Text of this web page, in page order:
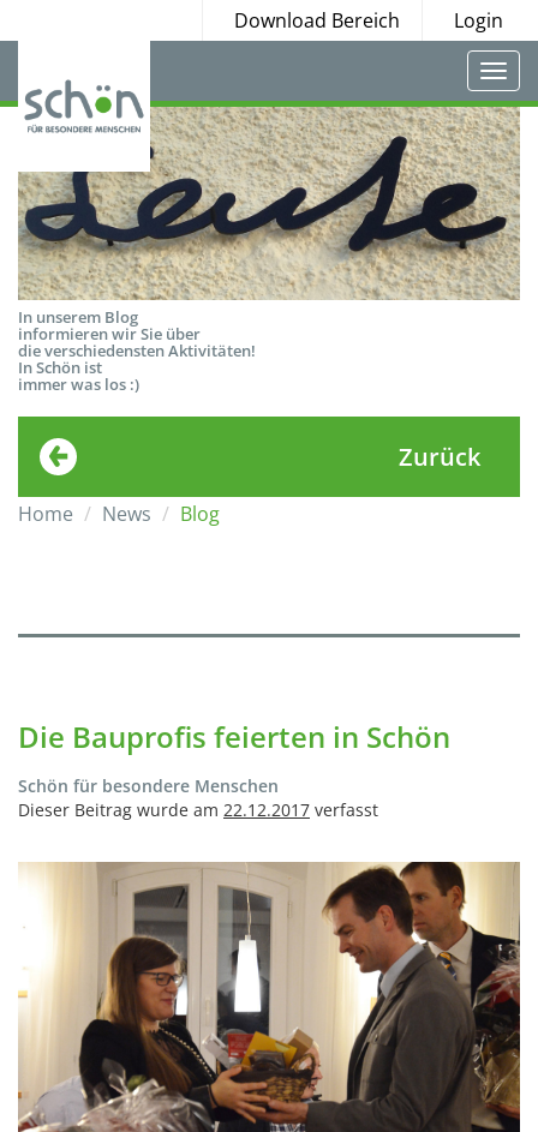
Download Bereich Login
In unserem Blog
informieren wir Sie über
die verschiedensten Aktivitäten!
In Schön ist
immer was los :)
Zurück
Home News Blog
Die Bauprofis feierten in Schön
Schön für besondere Menschen
Dieser Beitrag wurde am 22.12.2017 verfasst